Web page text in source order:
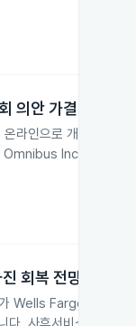
의안 가결
라인으로 개최하고
Omnibus Incentive
회복 전망
Fargo 주최 실